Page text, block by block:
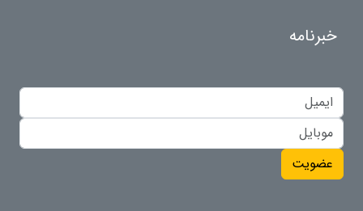
خبرنامه
عضویت